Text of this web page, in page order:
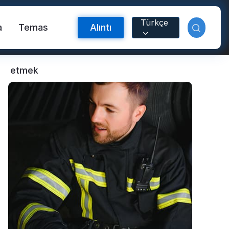
Temas
etmek
Alıntı Türkçe
Yansıtıcı Malzeme